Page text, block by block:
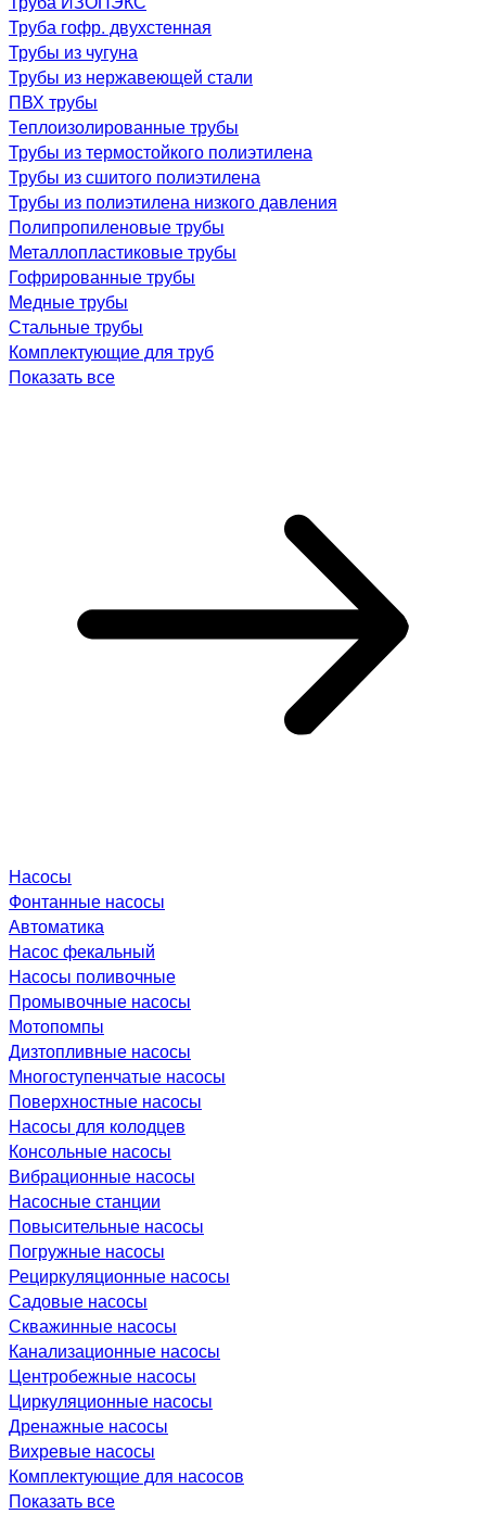
Труба гофр. двухстенная
Трубы из чугуна
Трубы из нержавеющей стали
ПВХ трубы
Теплоизолированные трубы
Трубы из термостойкого полиэтилена
Трубы из сшитого полиэтилена
Трубы из полиэтилена низкого давления
Полипропиленовые трубы
Металлопластиковые трубы
Гофрированные трубы
Медные трубы
Стальные трубы
Комплектующие для труб
Показать все
Насосы
Фонтанные насосы
Автоматика
Насос фекальный
Насосы поливочные
Промывочные насосы
Мотопомпы
Дизтопливные насосы
Многоступенчатые насосы
Поверхностные насосы
Насосы для колодцев
Консольные насосы
Вибрационные насосы
Насосные станции
Повысительные насосы
Погружные насосы
Рециркуляционные насосы
Садовые насосы
Скважинные насосы
Канализационные насосы
Центробежные насосы
Циркуляционные насосы
Дренажные насосы
Вихревые насосы
Комплектующие для насосов
Показать все